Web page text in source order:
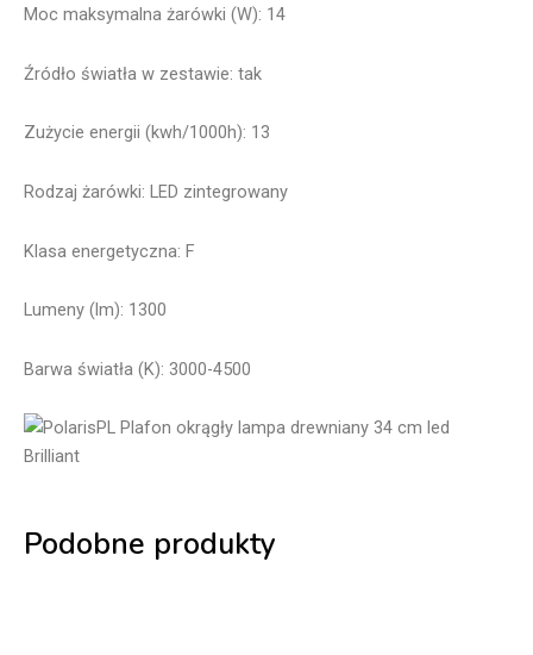
Moc maksymalna żarówki (W): 14
Źródło światła w zestawie: tak
Zużycie energii (kwh/1000h): 13
Rodzaj żarówki: LED zintegrowany
Klasa energetyczna: F
Lumeny (lm): 1300
Barwa światła (K): 3000-4500
Podobne produkty